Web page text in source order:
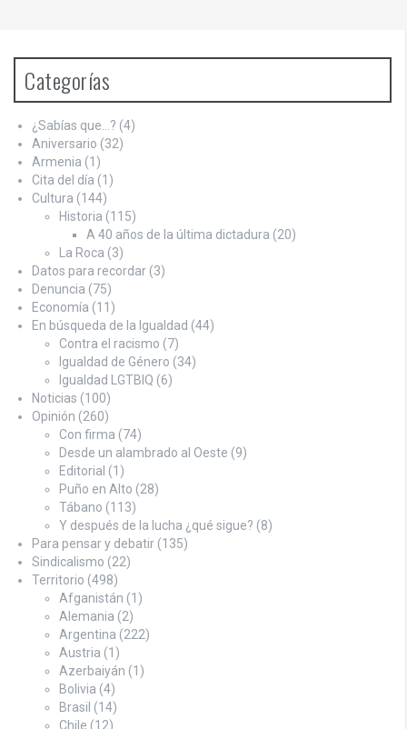
Categorías
¿Sabías que…? (4)
Aniversario (32)
Armenia (1)
Cita del día (1)
Cultura (144)
Historia (115)
A 40 años de la última dictadura (20)
La Roca (3)
Datos para recordar (3)
Denuncia (75)
Economía (11)
En búsqueda de la Igualdad (44)
Contra el racismo (7)
Igualdad de Género (34)
Igualdad LGTBIQ (6)
Noticias (100)
Opinión (260)
Con firma (74)
Desde un alambrado al Oeste (9)
Editorial (1)
Puño en Alto (28)
Tábano (113)
Y después de la lucha ¿qué sigue? (8)
Para pensar y debatir (135)
Sindicalismo (22)
Territorio (498)
Afganistán (1)
Alemania (2)
Argentina (222)
Austria (1)
Azerbaiyán (1)
Bolivia (4)
Brasil (14)
Chile (12)